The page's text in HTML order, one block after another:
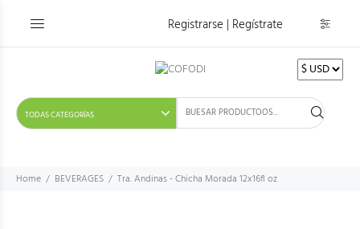
Registrarse | Regístrate
Home BEVERAGES Tra. Andinas - Chicha Morada 12x16fl oz